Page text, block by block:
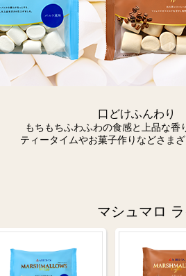
口どけふんわり
もちもちふわふわの食感と上品な香
ティータイムやお菓子作りなどさま
マシュマロ